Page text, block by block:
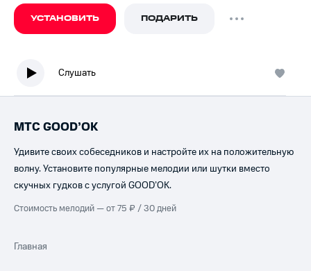
УСТАНОВИТЬ ПОДАРИТЬ
Слушать
МТС GOOD’OK
Удивите своих собеседников и настройте их на положительную
волну. Установите популярные мелодии или шутки вместо
скучных гудков с услугой GOOD’OK.
Стоимость мелодий — от 75 ₽ / 30 дней
Главная